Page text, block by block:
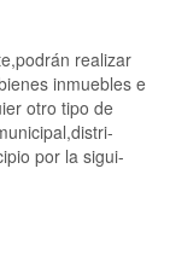
realizar
inmuebles e
otro tipo de
por la sigui-